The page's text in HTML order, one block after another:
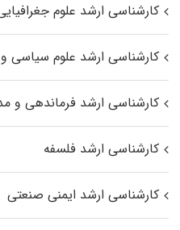
کارشناسی ارشد علوم
کارشناسی ارشد علوم سیاسی و
کارشناسی ارشد فرماندهی و
کارشناسی ارشد فلسفه
کارشناسی ارشد ایمنی صنعتی